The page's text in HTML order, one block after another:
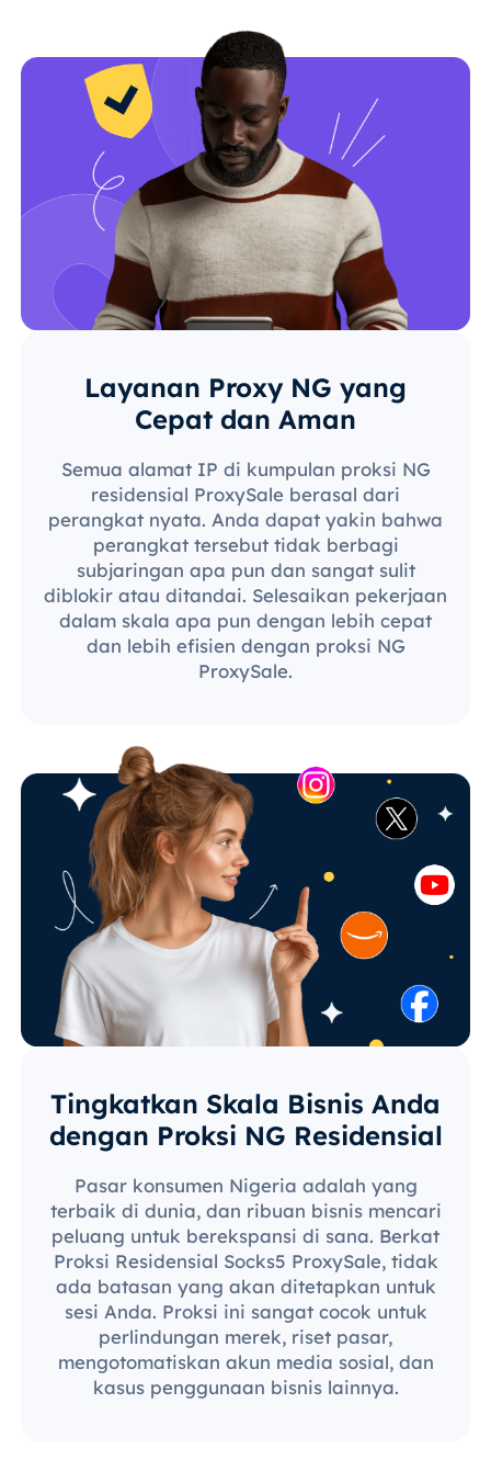
Layanan Proxy NG yang
Cepat dan Aman
Semua alamat IP di kumpulan proksi NG
residensial ProxySale berasal dari
perangkat nyata. Anda dapat yakin bahwa
perangkat tersebut tidak berbagi
subjaringan apa pun dan sangat sulit
diblokir atau ditandai. Selesaikan pekerjaan
dalam skala apa pun dengan lebih cepat
dan lebih efisien dengan proksi NG
ProxySale.
Tingkatkan Skala Bisnis Anda
dengan Proksi NG Residensial
Pasar konsumen Nigeria adalah yang
terbaik di dunia, dan ribuan bisnis mencari
peluang untuk berekspansi di sana. Berkat
Proksi Residensial Socks5 ProxySale, tidak
ada batasan yang akan ditetapkan untuk
sesi Anda. Proksi ini sangat cocok untuk
perlindungan merek, riset pasar,
mengotomatiskan akun media sosial, dan
kasus penggunaan bisnis lainnya.